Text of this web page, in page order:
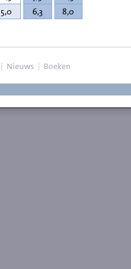
5,0 6,3 8,0
| Nieuws | Boeken